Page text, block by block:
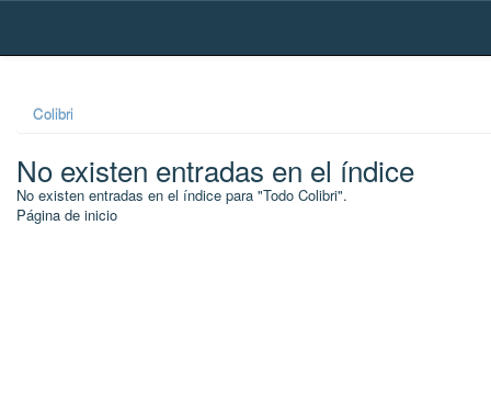
Skip
Colibri
No existen entradas en el índice
No existen entradas en el índice para "Todo Colibri".
Página de inicio